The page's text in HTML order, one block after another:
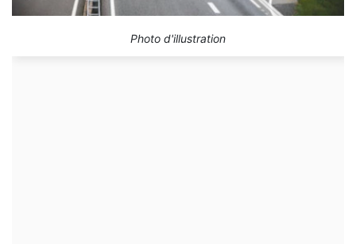
Photo d'illustration